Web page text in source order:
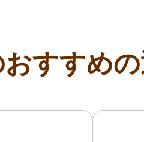
レルワーカー
・フリーラン
すすめ